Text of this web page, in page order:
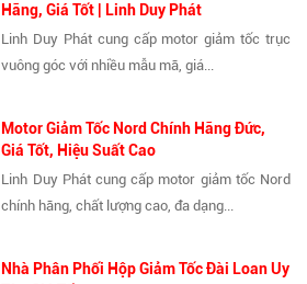
Hãng, Giá Tốt | Linh Duy Phát
Linh Duy Phát cung cấp motor giảm tốc trục
vuông góc với nhiều mẫu mã, giá...
Motor Giảm Tốc Nord Chính Hãng Đức,
Giá Tốt, Hiệu Suất Cao
Linh Duy Phát cung cấp motor giảm tốc Nord
chính hãng, chất lượng cao, đa dạng...
Nhà Phân Phối Hộp Giảm Tốc Đài Loan Uy